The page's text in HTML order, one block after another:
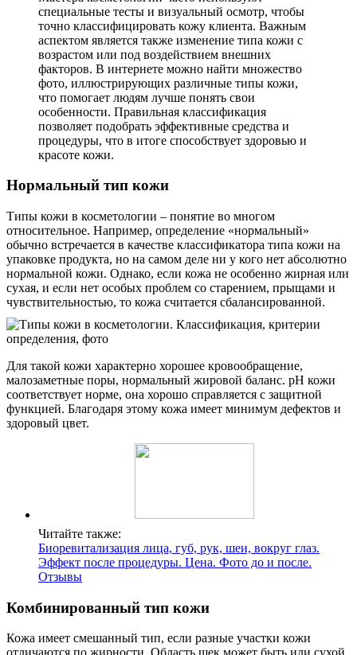
специальные тесты и визуальный осмотр, чтобы
точно классифицировать кожу клиента. Важным
аспектом является также изменение типа кожи с
возрастом или под воздействием внешних
факторов. В интернете можно найти множество
фото, иллюстрирующих различные типы кожи,
что помогает людям лучше понять свои
особенности. Правильная классификация
позволяет подобрать эффективные средства и
процедуры, что в итоге способствует здоровью и
красоте кожи.
Нормальный тип кожи
Типы кожи в косметологии – понятие во многом
относительное. Например, определение «нормальный»
обычно встречается в качестве классификатора типа кожи на
упаковке продукта, но на самом деле ни у кого нет абсолютно
нормальной кожи. Однако, если кожа не особенно жирная или
сухая, и если нет особых проблем со старением, прыщами и
чувствительностью, то кожа считается сбалансированной.
Для такой кожи характерно хорошее кровообращение,
малозаметные поры, нормальный жировой баланс. рН кожи
соответствует норме, она хорошо справляется с защитной
функцией. Благодаря этому кожа имеет минимум дефектов и
здоровый цвет.
Читайте также:
Биоревитализация лица, губ, рук, шеи, вокруг глаз.
Эффект после процедуры. Цена. Фото до и после.
Отзывы
Комбинированный тип кожи
Кожа имеет смешанный тип, если разные участки кожи